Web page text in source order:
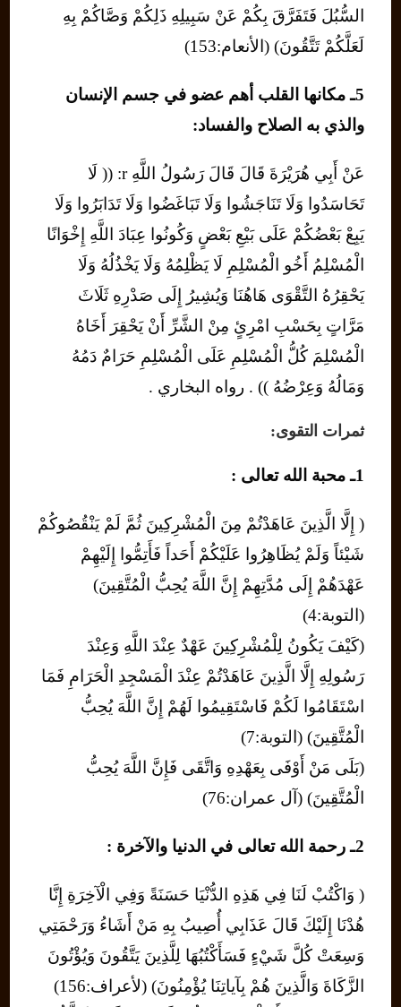
السُّبُلَ فَتَفَرَّقَ بِكُمْ عَنْ سَبِيلِهِ ذَلِكُمْ وَصَّاكُمْ بِهِ
لَعَلَّكُمْ تَتَّقُونَ) (الأنعام:153)
5ـ مكانها القلب أهم عضو في جسم الإنسان
والذي به الصلاح والفساد:
عَنْ أَبِي هُرَيْرَةَ قَالَ قَالَ رَسُولُ اللَّهِ r: (( لَا
تَحَاسَدُوا وَلَا تَنَاجَشُوا وَلَا تَبَاغَضُوا وَلَا تَدَابَرُوا وَلَا
يَبِعْ بَعْضُكُمْ عَلَى بَيْعِ بَعْضٍ وَكُونُوا عِبَادَ اللَّهِ إِخْوَانًا
الْمُسْلِمُ أَخُو الْمُسْلِمِ لَا يَظْلِمُهُ وَلَا يَخْذُلُهُ وَلَا
يَحْقِرُهُ التَّقْوَى هَاهُنَا وَيُشِيرُ إِلَى صَدْرِهِ ثَلَاثَ
مَرَّاتٍ بِحَسْبِ امْرِئٍ مِنْ الشَّرِّ أَنْ يَحْقِرَ أَخَاهُ
الْمُسْلِمَ كُلُّ الْمُسْلِمِ عَلَى الْمُسْلِمِ حَرَامٌ دَمُهُ
وَمَالُهُ وَعِرْضُهُ )) . رواه البخاري .
ثمرات التقوى:
1ـ محبة الله تعالى :
( إِلَّا الَّذِينَ عَاهَدْتُمْ مِنَ الْمُشْرِكِينَ ثُمَّ لَمْ يَنْقُصُوكُمْ
شَيْئاً وَلَمْ يُظَاهِرُوا عَلَيْكُمْ أَحَداً فَأَتِمُّوا إِلَيْهِمْ
عَهْدَهُمْ إِلَى مُدَّتِهِمْ إِنَّ اللَّهَ يُحِبُّ الْمُتَّقِينَ)
(التوبة:4)
(كَيْفَ يَكُونُ لِلْمُشْرِكِينَ عَهْدٌ عِنْدَ اللَّهِ وَعِنْدَ
رَسُولِهِ إِلَّا الَّذِينَ عَاهَدْتُمْ عِنْدَ الْمَسْجِدِ الْحَرَامِ فَمَا
اسْتَقَامُوا لَكُمْ فَاسْتَقِيمُوا لَهُمْ إِنَّ اللَّهَ يُحِبُّ
الْمُتَّقِينَ) (التوبة:7)
(بَلَى مَنْ أَوْفَى بِعَهْدِهِ وَاتَّقَى فَإِنَّ اللَّهَ يُحِبُّ
الْمُتَّقِينَ) (آل عمران:76)
2ـ رحمة الله تعالى في الدنيا والآخرة :
( وَاكْتُبْ لَنَا فِي هَذِهِ الدُّنْيَا حَسَنَةً وَفِي الْآخِرَةِ إِنَّا
هُدْنَا إِلَيْكَ قَالَ عَذَابِي أُصِيبُ بِهِ مَنْ أَشَاءُ وَرَحْمَتِي
وَسِعَتْ كُلَّ شَيْءٍ فَسَأَكْتُبُهَا لِلَّذِينَ يَتَّقُونَ وَيُؤْتُونَ
الزَّكَاةَ وَالَّذِينَ هُمْ بِآياتِنَا يُؤْمِنُونَ) (لأعراف:156)